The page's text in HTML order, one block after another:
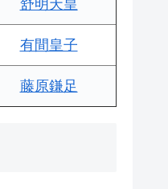
舒明天皇
有間皇子
藤原鎌足